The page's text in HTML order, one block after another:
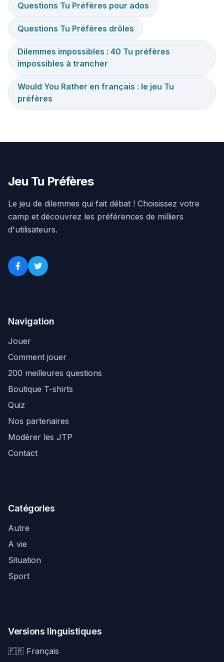
Questions Tu Préfères pour ados
Questions Tu Préfères drôles
Dilemmes impossibles : 40 Tu préfères
impossibles à trancher
Would You Rather en français : le jeu Tu
préfères
Jeu Tu Préfères
Le jeu de dilemmes qui fait débat ! Choisissez votre
camp et découvrez les préférences de milliers
d'utilisateurs.
Navigation
Jouer
Comment jouer
200 meilleures questions
Boutique T-shirts
Quiz
Nos partenaires
Modérer les JTP
Contact
Catégories
Autre
A vie
Situation
Sport
Versions linguistiques
🇫🇷 Français